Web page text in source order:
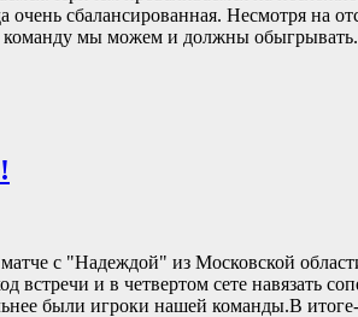
сбалансированная. Несмотря на
мы можем и должны обыгрывать.
с "Надеждой" из Московской
встречи и в четвертом сете навязать
были игроки нашей команды.В